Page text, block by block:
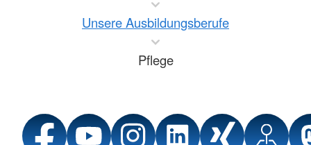
Unsere Ausbildungsberufe
Pflege